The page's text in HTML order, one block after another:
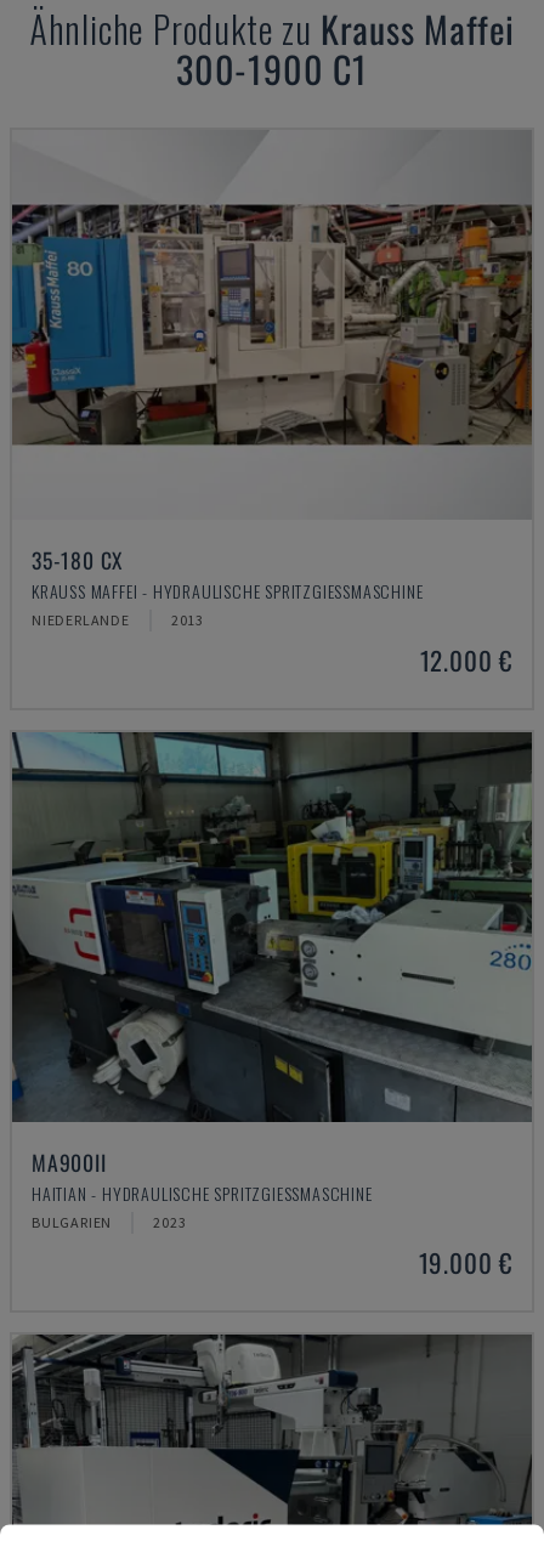
Ähnliche Produkte zu Krauss Maffei
300-1900 C1
35-180 CX
KRAUSS MAFFEI - HYDRAULISCHE SPRITZGIESSMASCHINE
NIEDERLANDE 2013
12.000 €
MA900ІІ
HAITIAN - HYDRAULISCHE SPRITZGIESSMASCHINE
BULGARIEN 2023
19.000 €